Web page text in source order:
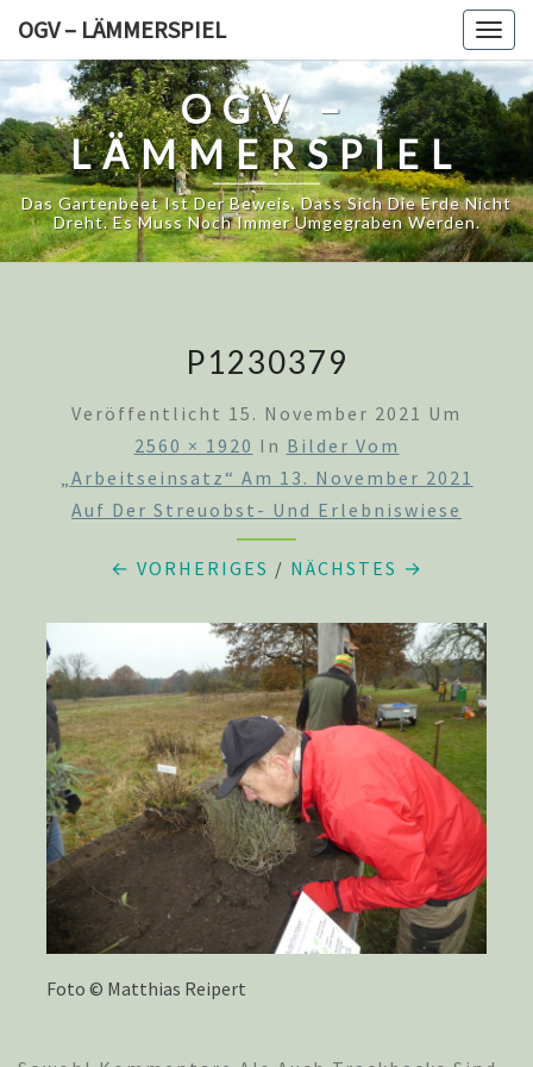
content
OGV – LÄMMERSPIEL
OGV –
LÄMMERSPIEL
Das Gartenbeet Ist Der Beweis, Dass Sich Die Erde Nicht
Dreht. Es Muss Noch Immer Umgegraben Werden.
P1230379
Veröffentlicht 15. November 2021 Um
2560 × 1920 In Bilder Vom
„Arbeitseinsatz“ Am 13. November 2021
Auf Der Streuobst- Und Erlebniswiese
← VORHERIGES / NÄCHSTES →
Foto © Matthias Reipert